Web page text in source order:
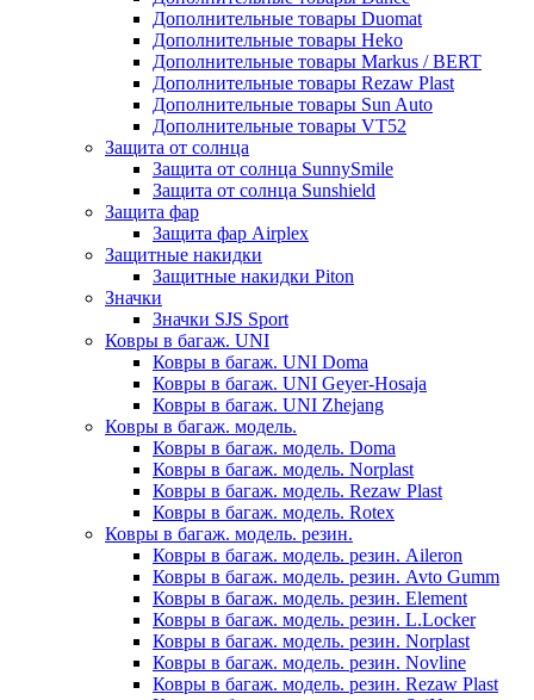
Дополнительные товары Duomat
Дополнительные товары Heko
Дополнительные товары Markus / BERT
Дополнительные товары Rezaw Plast
Дополнительные товары Sun Auto
Дополнительные товары VT52
Защита от солнца
Защита от солнца SunnySmile
Защита от солнца Sunshield
Защита фар
Защита фар Airplex
Защитные накидки
Защитные накидки Piton
Значки
Значки SJS Sport
Ковры в багаж. UNI
Ковры в багаж. UNI Doma
Ковры в багаж. UNI Geyer-Hosaja
Ковры в багаж. UNI Zhejang
Ковры в багаж. модель.
Ковры в багаж. модель. Doma
Ковры в багаж. модель. Norplast
Ковры в багаж. модель. Rezaw Plast
Ковры в багаж. модель. Rotex
Ковры в багаж. модель. резин.
Ковры в багаж. модель. резин. Aileron
Ковры в багаж. модель. резин. Avto Gumm
Ковры в багаж. модель. резин. Element
Ковры в багаж. модель. резин. L.Locker
Ковры в багаж. модель. резин. Norplast
Ковры в багаж. модель. резин. Novline
Ковры в багаж. модель. резин. Rezaw Plast